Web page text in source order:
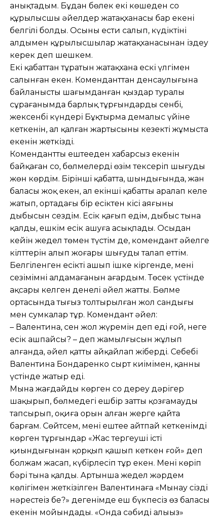
анықтадым. Бұдан бөлек екі көшеден соң
құрылысшы әйелдер жатақханасы бар екені
белгілі болды. Осыны ести салып, күдіктіні
алдымен құрылысшылар жатақханасынан іздеу
керек деп шешкем.
Екі қабаттан тұратын жатақхана ескі үлгімен
салынған екен. Коменданттан денсаулығына
байланысты шағымданған қыздар туралы
сұрағанымда барлық тұрғындардың сенбі,
жексенбі күндері Бұқтырма демалыс үйіне
кеткенін, ал қалған жартысының кезекті жұмыста
екенін жеткізді.
Коменданттың ештеңеден хабарсыз екенін
байқаған соң, бөлмелерді өзім тексеріп шығуды
жөн көрдім. Бірінші қабатта, шындығында, жан
баласы жоқ екен, ал екінші қабатты аралап келе
жатып, ортадағы бір есіктен кісі аяғының
дыбысын сездім. Есік қағып едім, дыбыс тына
қалды, ешкім есік ашуға асықпады. Осыдан
кейін жедел төмен түстім де, комендант әйелге
кілттерін алып жоғары шығуды талап еттім.
Белгіленген есікті ашып ішке кіргенде, менің
сезімімнің алдамағанын аңғардым. Төсек үстінде
ақсары келген денелі әйел жатты. Бөлме
ортасында тығыз толтырылған жол сандығы
мен сумкалар тұр. Комендант әйел:
– Валентина, сен жол жүремін деп едің ғой, неге
есік ашпайсың? – деп жамылғысын жұлып
алғанда, әйел қатты айқайлап жіберді. Себебі
Валентина Бондаренко сырт киімімен, қанның
үстінде жатыр еді.
Мына жағдайды көрген соң дереу дәрігер
шақырып, бөлмедегі ешбір затты қозғамауды
тапсырып, оқиға орын алған жерге қайта
барғам. Сөйтсем, менің ештеңе айтпай кеткенімді
көрген тұрғындар «Жас тергеуші істің
қиындығынан қорқып қашып кеткен ғой» деп
болжам жасап, күбірлесіп тұр екен. Мені көріп
бәрі тына қалды. Артынша жедел жәрдем
көлігімен жеткізілген Валентинаға «Мынау сіздің
нәрестеңіз бе?» дегенімде еш бүкпесіз өз баласы
екенін мойындады. «Онда сәбиді алыңыз»